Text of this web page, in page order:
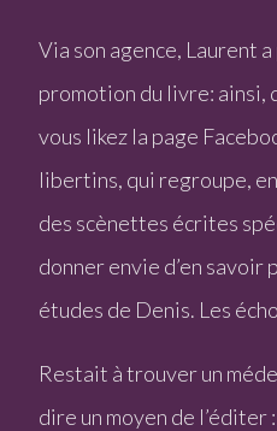
Via son agence, Laurent
promotion du livre: ainsi,
vous likez la page
libertins, qui regroupe,
des scènettes écrites
donner envie d’en savoir
études de Denis. Les
Restait à trouver un
dire un moyen de l’éditer